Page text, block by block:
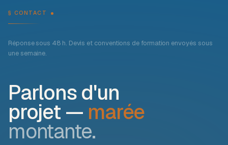
§ CONTACT
Réponse sous 48 h. Devis et conventions de formation envoyés sous
une semaine.
Parlons d'un
projet — marée
montante.